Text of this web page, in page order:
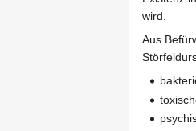
wird.
Aus